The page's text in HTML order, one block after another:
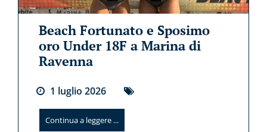
Beach Fortunato e Sposimo
oro Under 18F a Marina di
Ravenna
1 luglio 2026
Continua a leggere ...